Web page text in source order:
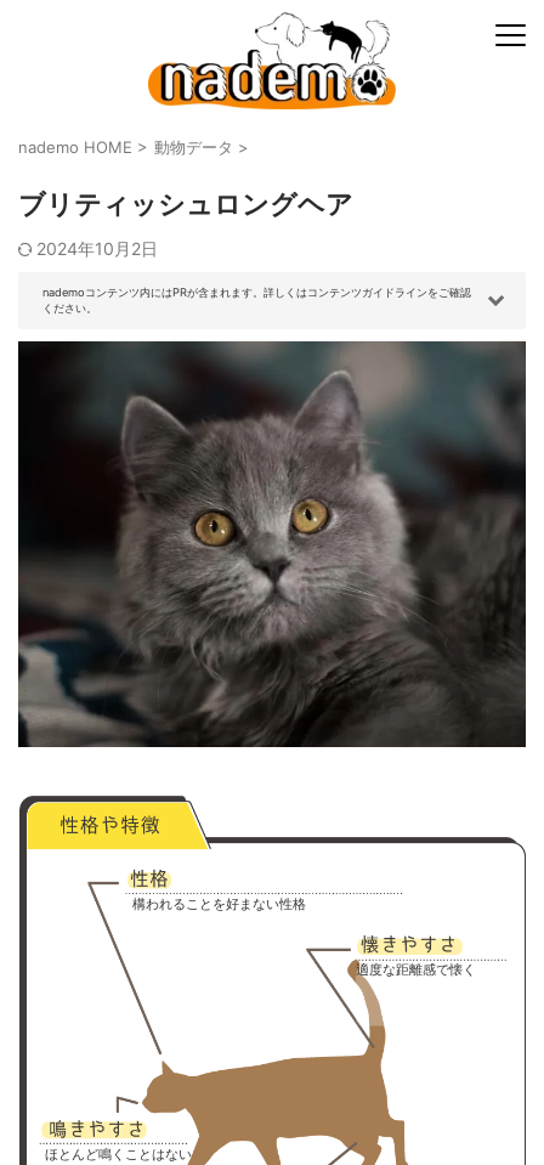
nademo HOME > 動物データ >
ブリティッシュロングヘア
2024年10月2日
nademoコンテンツ内にはPRが含まれます。詳しくはコンテンツガイドラインをご確認
ください。
構われることを好まない性格
適度な距離感で懐く
ほとんど鳴くことはない